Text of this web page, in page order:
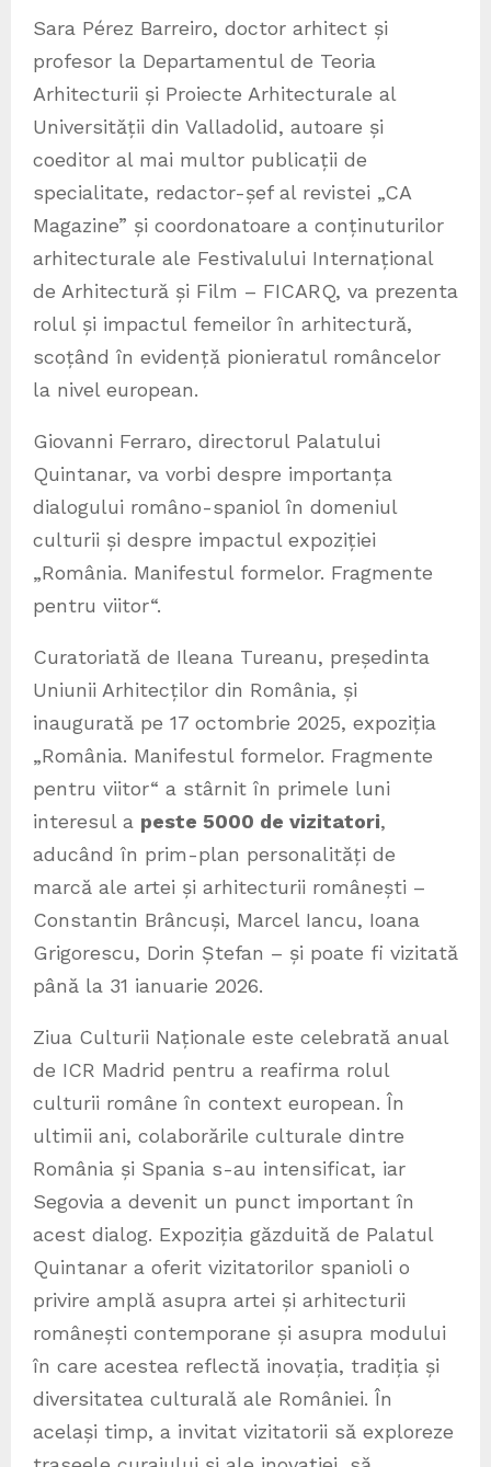
Sara Pérez Barreiro, doctor arhitect și
profesor la Departamentul de Teoria
Arhitecturii și Proiecte Arhitecturale al
Universității din Valladolid, autoare și
coeditor al mai multor publicații de
specialitate, redactor-șef al revistei „CA
Magazine” și coordonatoare a conținuturilor
arhitecturale ale Festivalului Internațional
de Arhitectură și Film – FICARQ, va prezenta
rolul și impactul femeilor în arhitectură,
scoțând în evidență pionieratul româncelor
la nivel european.
Giovanni Ferraro, directorul Palatului
Quintanar, va vorbi despre importanța
dialogului româno-spaniol în domeniul
culturii și despre impactul expoziției
„România. Manifestul formelor. Fragmente
pentru viitor“.
Curatoriată de Ileana Tureanu, președinta
Uniunii Arhitecților din România, și
inaugurată pe 17 octombrie 2025, expoziția
„România. Manifestul formelor. Fragmente
pentru viitor“ a stârnit în primele luni
interesul a peste 5000 de vizitatori,
aducând în prim-plan personalități de
marcă ale artei și arhitecturii românești –
Constantin Brâncuși, Marcel Iancu, Ioana
Grigorescu, Dorin Ștefan – și poate fi vizitată
până la 31 ianuarie 2026.
Ziua Culturii Naționale este celebrată anual
de ICR Madrid pentru a reafirma rolul
culturii române în context european. În
ultimii ani, colaborările culturale dintre
România și Spania s-au intensificat, iar
Segovia a devenit un punct important în
acest dialog. Expoziția găzduită de Palatul
Quintanar a oferit vizitatorilor spanioli o
privire amplă asupra artei și arhitecturii
românești contemporane și asupra modului
în care acestea reflectă inovația, tradiția și
diversitatea culturală ale României. În
același timp, a invitat vizitatorii să exploreze